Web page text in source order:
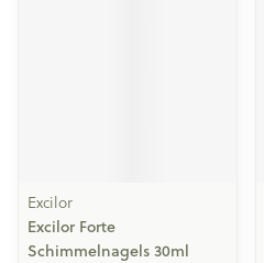
Excilor
Excilor Forte
Schimmelnagels 30ml